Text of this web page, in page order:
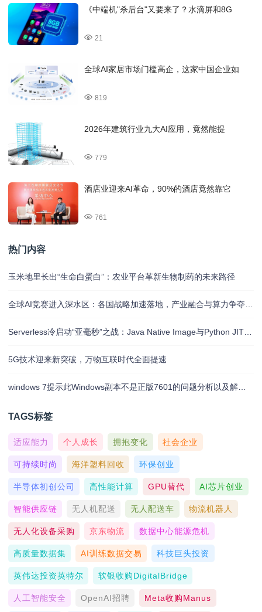
《中端机"杀后台"又要来了？水滴屏和8G
21
全球AI家居市场门槛高企，这家中国企业如
819
2026年建筑行业九大AI应用，竟然能提
779
酒店业迎来AI革命，90%的酒店竟然靠它
761
热门内容
玉米地里长出“生命白蛋白”：农业平台革新生物制药的未来路径
全球AI竞赛进入深水区：各国战略加速落地，产业融合与算力争夺白热化
Serverless冷启动“亚毫秒”之战：Java Native Image与Python JIT的对决实录
5G技术迎来新突破，万物互联时代全面提速
windows 7提示此Windows副本不是正版7601的问题分析以及解决方法
TAGS标签
适应能力 个人成长 拥抱变化 社会企业
可持续时尚 海洋塑料回收 环保创业
半导体初创公司 高性能计算 GPU替代 AI芯片创业
智能供应链 无人机配送 无人配送车 物流机器人
无人化设备采购 京东物流 数据中心能源危机
高质量数据集 AI训练数据交易 科技巨头投资
英伟达投资英特尔 软银收购DigitalBridge
人工智能安全 OpenAI招聘 Meta收购Manus